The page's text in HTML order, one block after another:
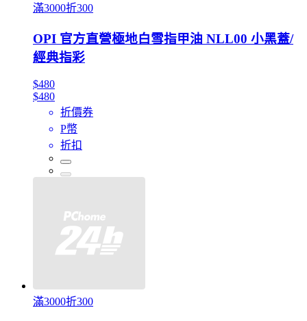
滿3000折300
OPI 官方直營極地白雪指甲油 NLL00 小黑蓋/
經典指彩
$480
$480
折價券
P幣
折扣
滿3000折300